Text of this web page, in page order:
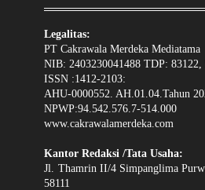
Legalitas:
PT Cakrawala Merdeka Mediatama
NIB: 2403230041488 TDP: 83122,
ISSN :1412-2103:
AHU-0000552. AH.01.04.Tahun
NPWP:94.542.576.7-514.000
www.cakrawalamerdeka.com
Kantor Redaksi /Tata Usaha:
Jl. Thamrin II/4 Simpanglima
58111